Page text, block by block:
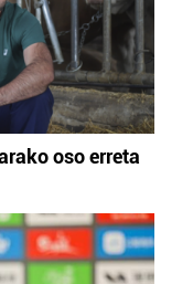
oso erreta